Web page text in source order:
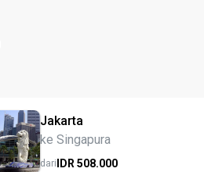
Jakarta
ke Singapura
dariIDR 508.000